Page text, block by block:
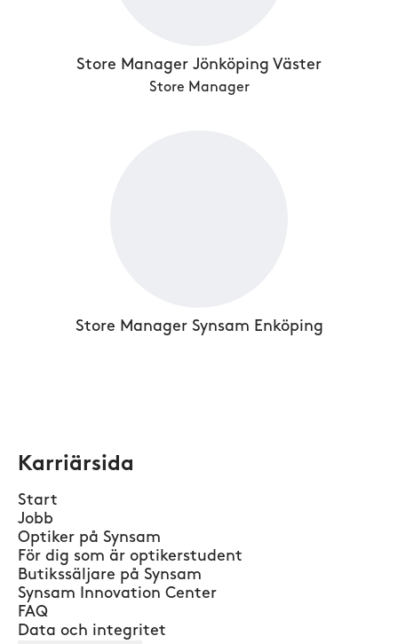
Store Manager Jönköping Väster
Store Manager
Store Manager Synsam Enköping
Karriärsida
Start
Jobb
Optiker på Synsam
För dig som är optikerstudent
Butikssäljare på Synsam
Synsam Innovation Center
FAQ
Data och integritet